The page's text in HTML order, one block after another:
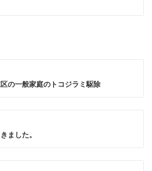
の一般家庭のトコジラミ駆除
ました。